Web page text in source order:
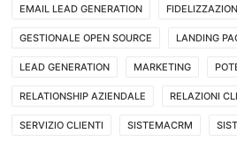
EMAIL LEAD GENERATION
GESTIONALE OPEN SOURCE LANDING
LEAD GENERATION MARKETING
RELATIONSHIP AZIENDALE RELAZIONI
SERVIZIO CLIENTI SISTEMACRM